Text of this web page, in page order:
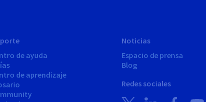
de ayuda
de aprendizaje
Noticias
Espacio de prensa
Blog
Redes sociales